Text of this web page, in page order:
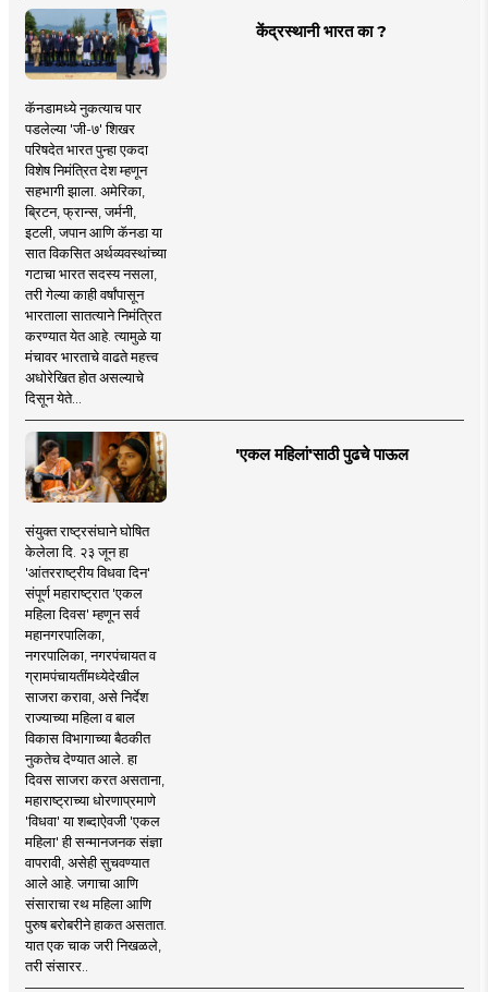
केंद्रस्थानी भारत का ?
कॅनडामध्ये नुकत्याच पार
पडलेल्या 'जी-७' शिखर
परिषदेत भारत पुन्हा एकदा
विशेष निमंत्रित देश म्हणून
सहभागी झाला. अमेरिका,
ब्रिटन, फ्रान्स, जर्मनी,
इटली, जपान आणि कॅनडा या
सात विकसित अर्थव्यवस्थांच्या
गटाचा भारत सदस्य नसला,
तरी गेल्या काही वर्षांपासून
भारताला सातत्याने निमंत्रित
करण्यात येत आहे. त्यामुळे या
मंचावर भारताचे वाढते महत्त्व
अधोरेखित होत असल्याचे
दिसून येते...
'एकल महिलां'साठी पुढचे पाऊल
संयुक्त राष्ट्रसंघाने घोषित
केलेला दि. २३ जून हा
'आंतरराष्ट्रीय विधवा दिन'
संपूर्ण महाराष्ट्रात 'एकल
महिला दिवस' म्हणून सर्व
महानगरपालिका,
नगरपालिका, नगरपंचायत व
ग्रामपंचायतींमध्येदेखील
साजरा करावा, असे निर्देश
राज्याच्या महिला व बाल
विकास विभागाच्या बैठकीत
नुकतेच देण्यात आले. हा
दिवस साजरा करत असताना,
महाराष्ट्राच्या धोरणाप्रमाणे
'विधवा' या शब्दाऐवजी 'एकल
महिला' ही सन्मानजनक संज्ञा
वापरावी, असेही सुचवण्यात
आले आहे. जगाचा आणि
संसाराचा रथ महिला आणि
पुरुष बरोबरीने हाकत असतात.
यात एक चाक जरी निखळले,
तरी संसारर..